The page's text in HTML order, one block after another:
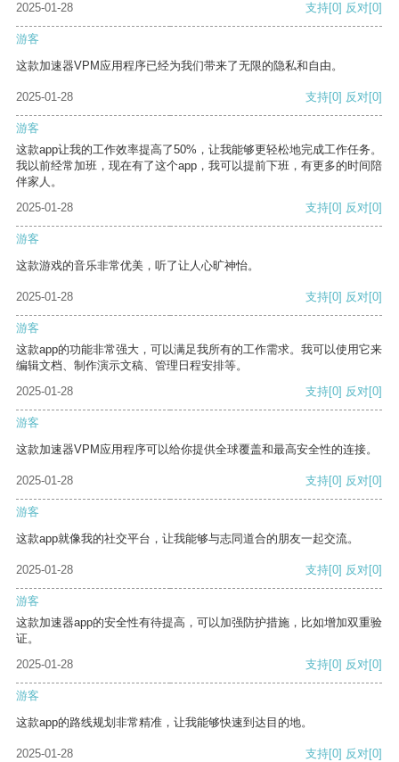
2025-01-28 支持[0] 反对[0]
游客
这款加速器VPM应用程序已经为我们带来了无限的隐私和自由。
2025-01-28 支持[0] 反对[0]
游客
这款app让我的工作效率提高了50%，让我能够更轻松地完成工作任务。
我以前经常加班，现在有了这个app，我可以提前下班，有更多的时间陪
伴家人。
2025-01-28
支持[0] 反对[0]
游客
这款游戏的音乐非常优美，听了让人心旷神怡。
2025-01-28 支持[0] 反对[0]
游客
这款app的功能非常强大，可以满足我所有的工作需求。我可以使用它来
编辑文档、制作演示文稿、管理日程安排等。
2025-01-28
支持[0] 反对[0]
游客
这款加速器VPM应用程序可以给你提供全球覆盖和最高安全性的连接。
2025-01-28 支持[0] 反对[0]
游客
这款app就像我的社交平台，让我能够与志同道合的朋友一起交流。
2025-01-28 支持[0] 反对[0]
游客
这款加速器app的安全性有待提高，可以加强防护措施，比如增加双重验
证。
2025-01-28
支持[0] 反对[0]
游客
这款app的路线规划非常精准，让我能够快速到达目的地。
2025-01-28 支持[0] 反对[0]